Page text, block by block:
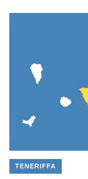
TENERIFFA